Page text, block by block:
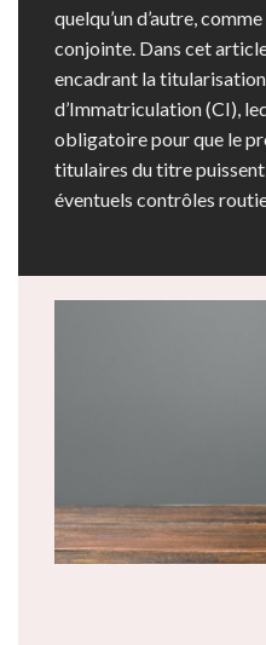
quelqu’un d’autre,
conjointe. Dans cet
encadrant la
d’Immatriculation (CI),
obligatoire pour que le
titulaires du titre
éventuels contrôles